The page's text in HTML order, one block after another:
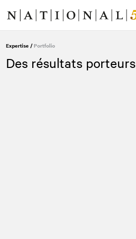
contenu
navigation
Expertise /Portfolio
Des résultats porteurs